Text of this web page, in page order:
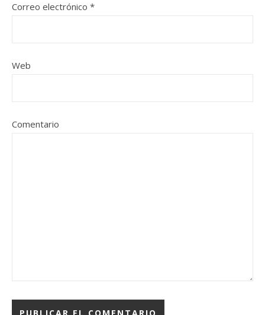
Correo electrónico *
Web
Comentario